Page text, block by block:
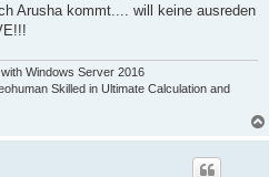
Arusha kommt.... will keine ausreden
Windows Server 2016
Skilled in Ultimate Calculation and